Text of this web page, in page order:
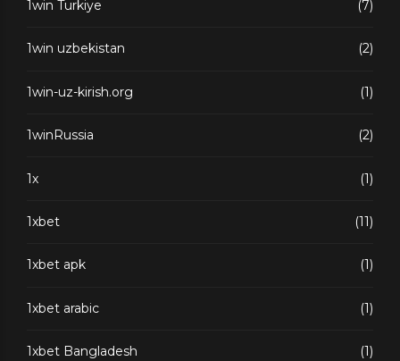
1win Turkiye (7)
1win uzbekistan (2)
1win-uz-kirish.org (1)
1winRussia (2)
1x (1)
1xbet (11)
1xbet apk (1)
1xbet arabic (1)
1xbet Bangladesh (1)